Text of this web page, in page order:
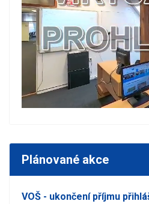
Plánované akce
VOŠ - ukončení příjmu